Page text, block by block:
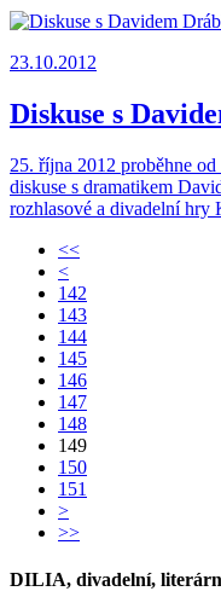
23.10.2012
Diskuse s
25. října 2012 proběhne
diskuse s dramatikem
rozhlasové a divadelní hry
<<
<
142
143
144
145
146
147
148
149
150
151
>
>>
DILIA, divadelní,